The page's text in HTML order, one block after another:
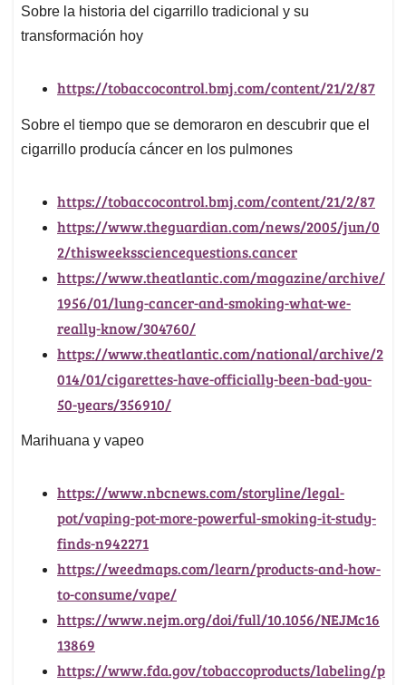
Sobre la historia del cigarrillo tradicional y su
transformación hoy
https://tobaccocontrol.bmj.com/content/21/2/87
Sobre el tiempo que se demoraron en descubrir que el
cigarrillo producía cáncer en los pulmones
https://tobaccocontrol.bmj.com/content/21/2/87
https://www.theguardian.com/news/2005/jun/0
2/thisweekssciencequestions.cancer
https://www.theatlantic.com/magazine/archive/
1956/01/lung-cancer-and-smoking-what-we-
really-know/304760/
https://www.theatlantic.com/national/archive/2
014/01/cigarettes-have-officially-been-bad-you-
50-years/356910/
Marihuana y vapeo
https://www.nbcnews.com/storyline/legal-
pot/vaping-pot-more-powerful-smoking-it-study-
finds-n942271
https://weedmaps.com/learn/products-and-how-
to-consume/vape/
https://www.nejm.org/doi/full/10.1056/NEJMc16
13869
https://www.fda.gov/tobaccoproducts/labeling/p